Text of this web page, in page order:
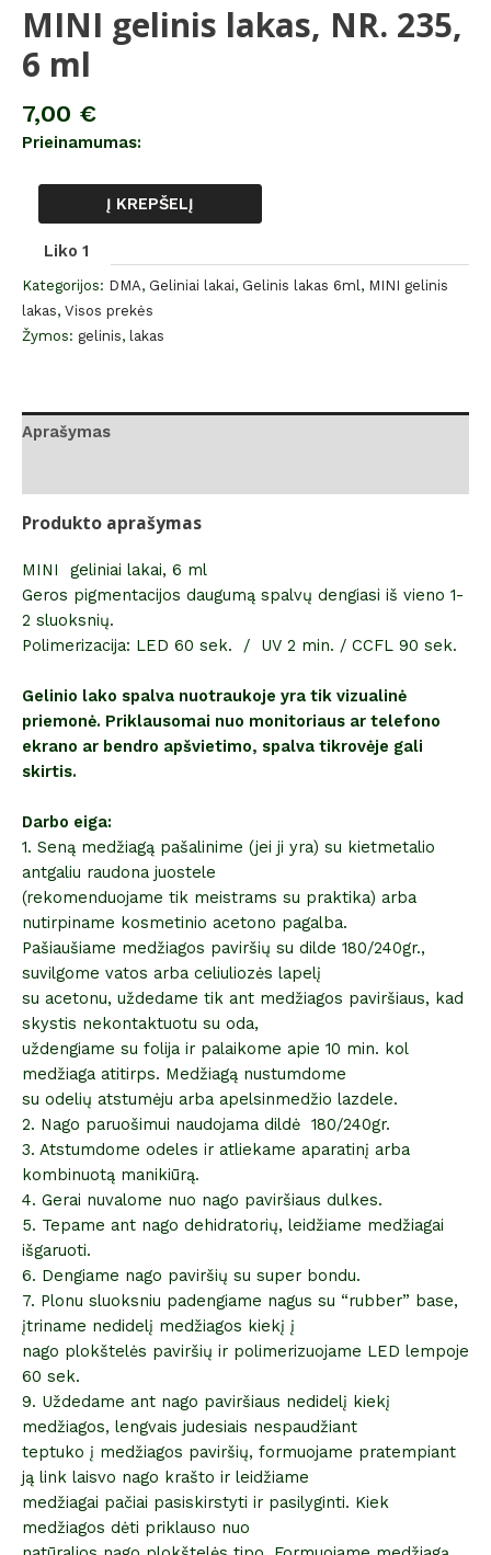
MINI gelinis lakas, NR. 235,
6 ml
7,00 €
Prieinamumas:
Į KREPŠELĮ
Liko 1
Kategorijos: DMA, Geliniai lakai, Gelinis lakas 6ml , MINI gelinis
lakas, Visos prekės
Žymos: gelinis, lakas
Aprašymas
Produkto aprašymas
MINI geliniai lakai, 6 ml
Geros pigmentacijos daugumą spalvų dengiasi iš vieno 1-
2 sluoksnių.
Polimerizacija: LED 60 sek. / UV 2 min. / CCFL 90 sek.
Gelinio lako spalva nuotraukoje yra tik vizualinė
priemonė. Priklausomai nuo monitoriaus ar telefono
ekrano ar bendro apšvietimo, spalva tikrovėje gali
skirtis.
Darbo eiga:
1. Seną medžiagą pašalinime (jei ji yra) su kietmetalio
antgaliu raudona juostele
(rekomenduojame tik meistrams su praktika) arba
nutirpiname kosmetinio acetono pagalba.
Pašiaušiame medžiagos paviršių su dilde 180/240gr.,
suvilgome vatos arba celiuliozės lapelį
su acetonu, uždedame tik ant medžiagos paviršiaus, kad
skystis nekontaktuotu su oda,
uždengiame su folija ir palaikome apie 10 min. kol
medžiaga atitirps. Medžiagą nustumdome
su odelių atstumėju arba apelsinmedžio lazdele.
2. Nago paruošimui naudojama dildė 180/240gr.
3. Atstumdome odeles ir atliekame aparatinį arba
kombinuotą manikiūrą.
4. Gerai nuvalome nuo nago paviršiaus dulkes.
5. Tepame ant nago dehidratorių, leidžiame medžiagai
išgaruoti.
6. Dengiame nago paviršių su super bondu.
7. Plonu sluoksniu padengiame nagus su “rubber” base,
įtriname nedidelį medžiagos kiekį į
nago plokštelės paviršių ir polimerizuojame LED lempoje
60 sek.
9. Uždedame ant nago paviršiaus nedidelį kiekį
medžiagos, lengvais judesiais nespaudžiant
teptuko į medžiagos paviršių, formuojame pratempiant
ją link laisvo nago krašto ir leidžiame
medžiagai pačiai pasiskirstyti ir pasilyginti. Kiek
medžiagos dėti priklauso nuo